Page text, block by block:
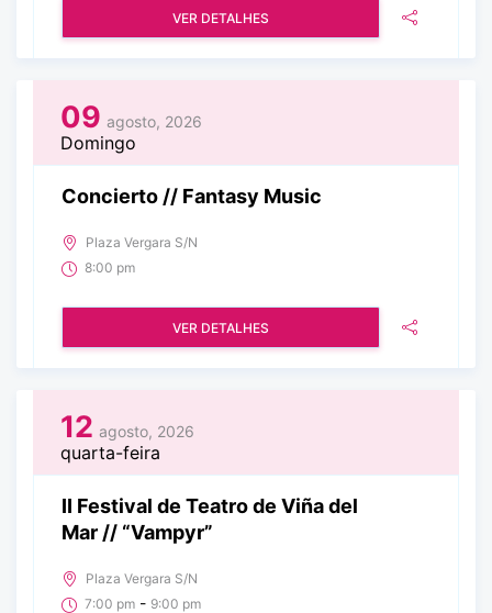
VER DETALHES
09 agosto, 2026
Domingo
Concierto // Fantasy Music
Plaza Vergara S/N
8:00 pm
VER DETALHES
12 agosto, 2026
quarta-feira
II Festival de Teatro de Viña del
Mar // “Vampyr”
Plaza Vergara S/N
7:00 pm - 9:00 pm